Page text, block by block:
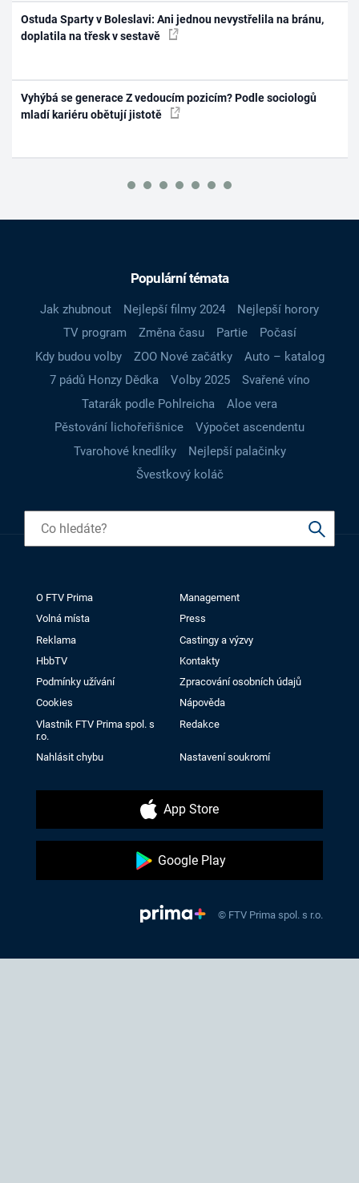
Ostuda Sparty v Boleslavi: Ani jednou nevystřelila na bránu,
doplatila na třesk v sestavě
Vyhýbá se generace Z vedoucím pozicím? Podle sociologů
mladí kariéru obětují jistotě
Populární témata
Jak zhubnout Nejlepší filmy 2024
Nejlepší horory
TV program
Změna času Partie
Počasí
Kdy budou volby
ZOO Nové začátky
Auto – katalog
7 pádů Honzy Dědka
Volby 2025
Svařené víno
Tatarák podle Pohlreicha
Aloe vera
Pěstování lichořeřišnice
Výpočet ascendentu
Tvarohové knedlíky
Nejlepší palačinky
Švestkový koláč
O FTV Prima
Management
Volná místa
Press
Reklama
Castingy a výzvy
HbbTV
Kontakty
Podmínky užívání
Zpracování osobních údajů
Cookies
Nápověda
Vlastník FTV Prima spol. s
r.o.
Redakce
Nahlásit chybu Nastavení soukromí
App Store
Google Play
© FTV Prima spol. s r.o.